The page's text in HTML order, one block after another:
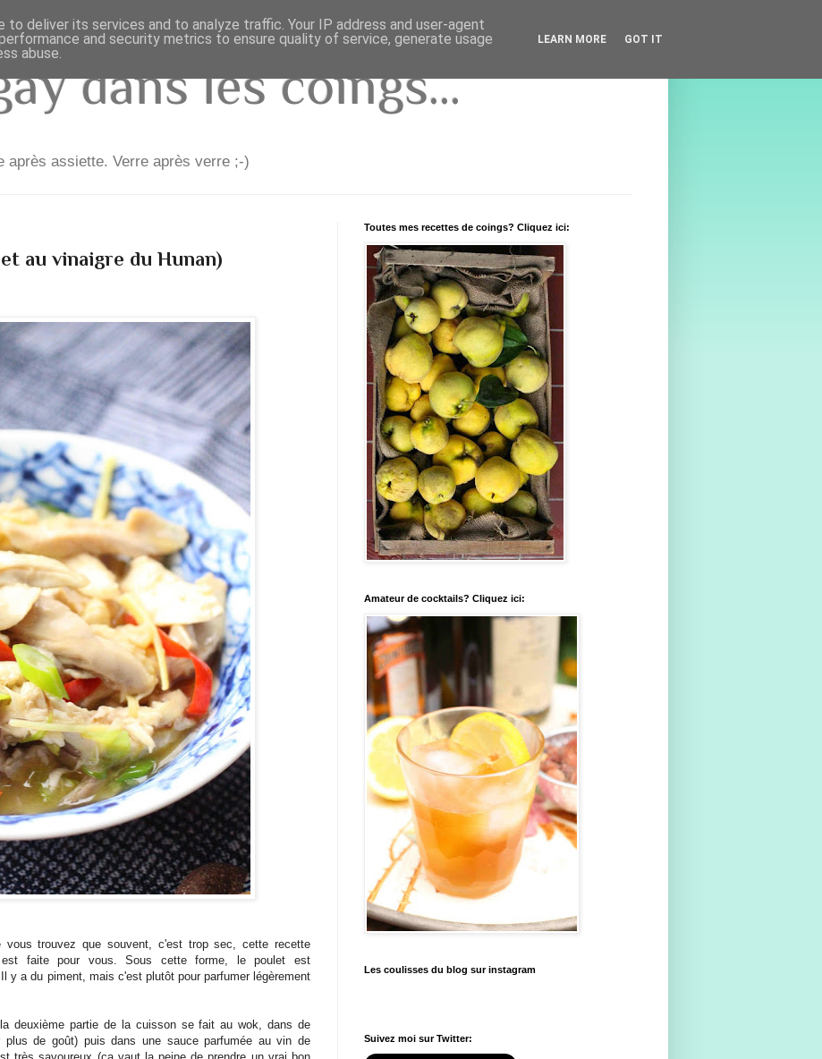
dans les coings...
après assiette. Verre après verre ;-)
au vinaigre du Hunan)
trouvez que souvent, c'est trop sec, cette recette
faite pour vous. Sous cette forme, le poulet est
y a du piment, mais c'est plutôt pour parfumer légèrement
deuxième partie de la cuisson se fait au wok, dans de
plus de goût) puis dans une sauce parfumée au vin de
Toutes mes recettes de coings? Cliquez ici:
Amateur de cocktails? Cliquez ici:
Les coulisses du blog sur instagram
Suivez moi sur Twitter:
to deliver its services and to analyze traffic. Your IP address and user-agent
and security metrics to ensure quality of service, generate usage
abuse.
LEARN MORE GOT IT